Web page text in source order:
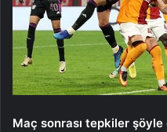
Maç sonrası tepkiler şöyle